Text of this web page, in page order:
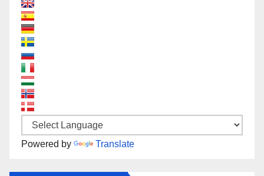
Powered by Translate